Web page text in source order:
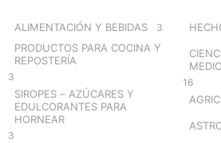
ALIMENTACIÓN Y BEBIDAS 3
PRODUCTOS PARA COCINA Y
REPOSTERÍA
3
SIROPES – AZÚCARES Y
EDULCORANTES PARA
HORNEAR
3
16